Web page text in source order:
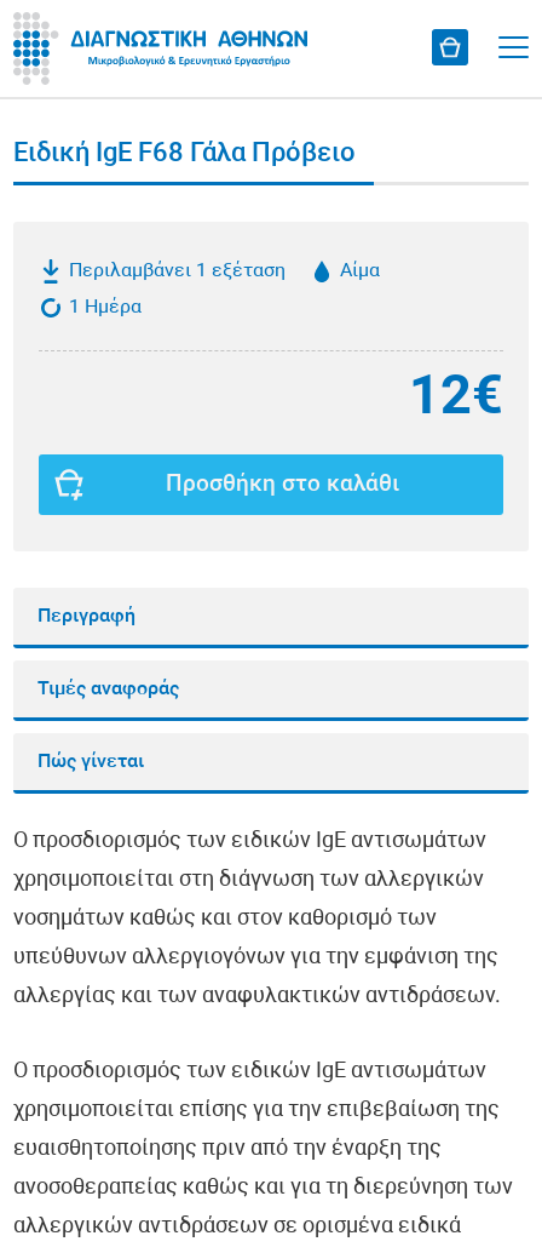
Ειδική IgE F68 Γάλα Πρόβειο
Περιλαμβάνει 1 εξέταση
Αίμα
1 Ημέρα
12€
Προσθήκη στο καλάθι
Περιγραφή
Τιμές αναφοράς
Πώς γίνεται
Ο προσδιορισμός των ειδικών IgE αντισωμάτων
χρησιμοποιείται στη διάγνωση των αλλεργικών
νοσημάτων καθώς και στον καθορισμό των
υπεύθυνων αλλεργιογόνων για την εμφάνιση της
αλλεργίας και των αναφυλακτικών αντιδράσεων.
Ο προσδιορισμός των ειδικών IgE αντισωμάτων
χρησιμοποιείται επίσης για την επιβεβαίωση της
ευαισθητοποίησης πριν από την έναρξη της
ανοσοθεραπείας καθώς και για τη διερεύνηση των
αλλεργικών αντιδράσεων σε ορισμένα ειδικά